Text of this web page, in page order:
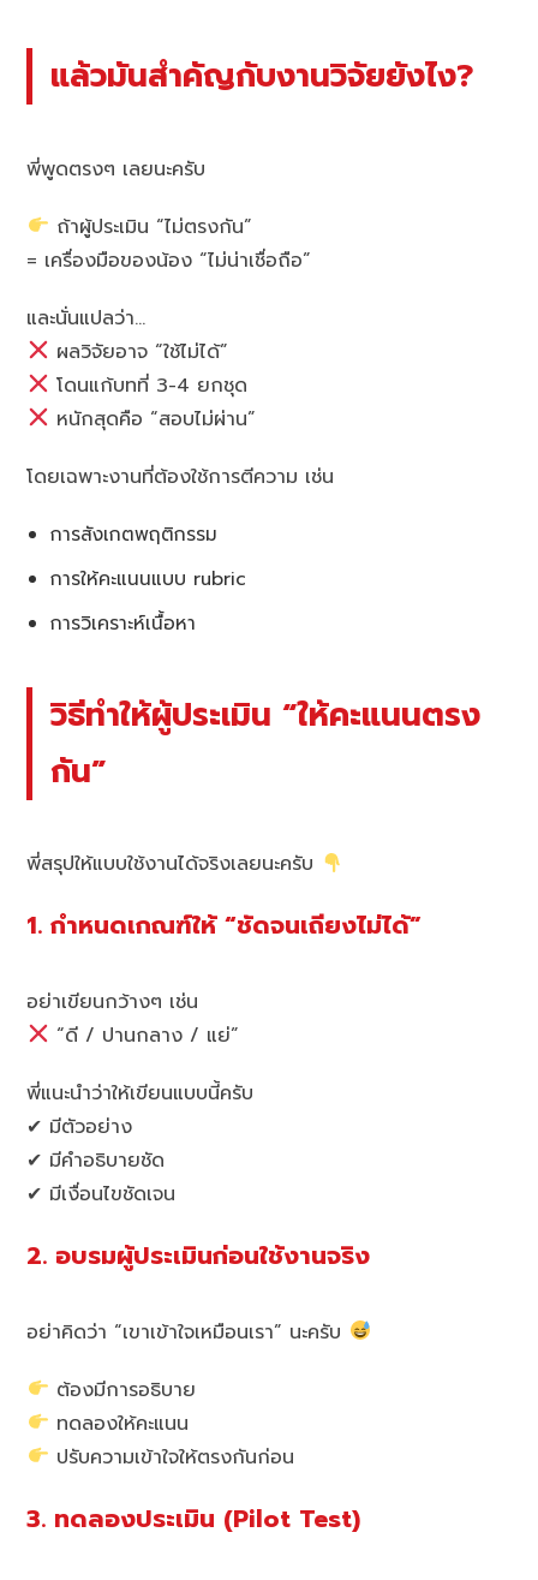
แล้วมันสำคัญกับงานวิจัยยังไง?
พี่พูดตรงๆ เลยนะครับ
ถ้าผู้ประเมิน “ไม่ตรงกัน”
= เครื่องมือของน้อง “ไม่น่าเชื่อถือ”
และนั่นแปลว่า…
ผลวิจัยอาจ “ใช้ไม่ได้”
โดนแก้บทที่ 3-4 ยกชุด
หนักสุดคือ “สอบไม่ผ่าน”
โดยเฉพาะงานที่ต้องใช้การตีความ เช่น
การสังเกตพฤติกรรม
การให้คะแนนแบบ rubric
การวิเคราะห์เนื้อหา
วิธีทำให้ผู้ประเมิน “ให้คะแนนตรง
กัน”
พี่สรุปให้แบบใช้งานได้จริงเลยนะครับ
1. กำหนดเกณฑ์ให้ “ชัดจนเถียงไม่ได้”
อย่าเขียนกว้างๆ เช่น
“ดี / ปานกลาง / แย่”
พี่แนะนำว่าให้เขียนแบบนี้ครับ
✔ มีตัวอย่าง
✔ มีคำอธิบายชัด
✔ มีเงื่อนไขชัดเจน
2. อบรมผู้ประเมินก่อนใช้งานจริง
อย่าคิดว่า “เขาเข้าใจเหมือนเรา” นะครับ
ต้องมีการอธิบาย
ทดลองให้คะแนน
ปรับความเข้าใจให้ตรงกันก่อน
3. ทดลองประเมิน (Pilot Test)